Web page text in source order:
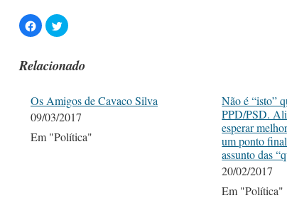
Relacionado
Os Amigos de Cavaco Silva
09/03/2017
Em "Política"
Não é “isto”
PPD/PSD.
esperar
um ponto
assunto das
20/02/2017
Em "Política"